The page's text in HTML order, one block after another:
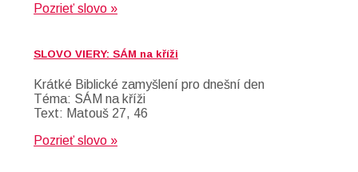
Pozrieť slovo »
SLOVO VIERY: SÁM na kříži
Krátké Biblické zamyšlení pro dnešní den
Téma: SÁM na kříži
Text: Matouš 27, 46
Pozrieť slovo »